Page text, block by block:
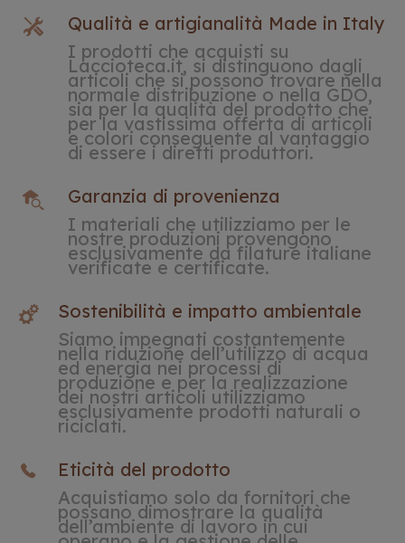
Qualità e artigianalità Made in Italy
I prodotti che acquisti su
Laccioteca.it, si distinguono dagli
articoli che si possono trovare nella
normale distribuzione o nella GDO,
sia per la qualità del prodotto che
per la vastissima offerta di articoli
e colori conseguente al vantaggio
di essere i diretti produttori.
Garanzia di provenienza
I materiali che utilizziamo per le
nostre produzioni provengono
esclusivamente da filature italiane
verificate e certificate.
Sostenibilità e impatto ambientale
Siamo impegnati costantemente
nella riduzione dell’utilizzo di acqua
ed energia nei processi di
produzione e per la realizzazione
dei nostri articoli utilizziamo
esclusivamente prodotti naturali o
riciclati.
Eticità del prodotto
Acquistiamo solo da fornitori che
possano dimostrare la qualità
dell’ambiente di lavoro in cui